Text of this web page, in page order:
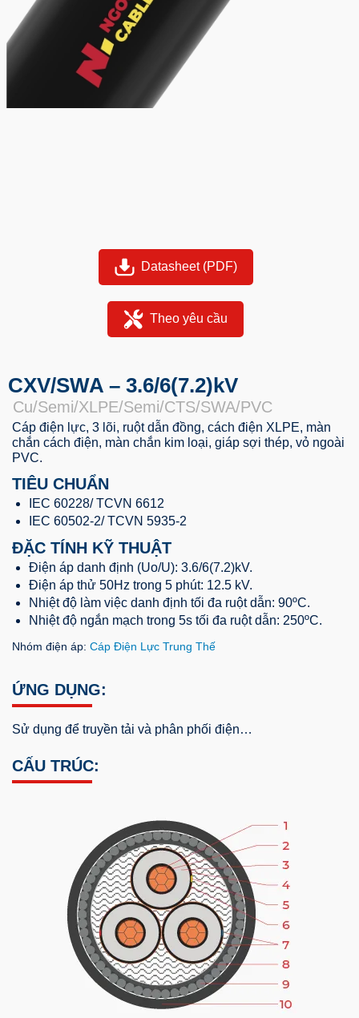
Datasheet (PDF)
Theo yêu cầu
CXV/SWA – 3.6/6(7.2)kV
Cu/Semi/XLPE/Semi/CTS/SWA/PVC
Cáp điện lực, 3 lõi, ruột dẫn đồng, cách điện XLPE, màn
chắn cách điện, màn chắn kim loại, giáp sợi thép, vỏ ngoài
PVC.
TIÊU CHUẨN
IEC 60228/ TCVN 6612
IEC 60502-2/ TCVN 5935-2
ĐẶC TÍNH KỸ THUẬT
Điện áp danh định (Uo/U): 3.6/6(7.2)kV.
Điện áp thử 50Hz trong 5 phút: 12.5 kV.
Nhiệt độ làm việc danh định tối đa ruột dẫn: 90ºC.
Nhiệt độ ngắn mạch trong 5s tối đa ruột dẫn: 250ºC.
Nhóm điện áp: Cáp Điện Lực Trung Thế
ỨNG DỤNG:
Sử dụng để truyền tải và phân phối điện…
CẤU TRÚC: